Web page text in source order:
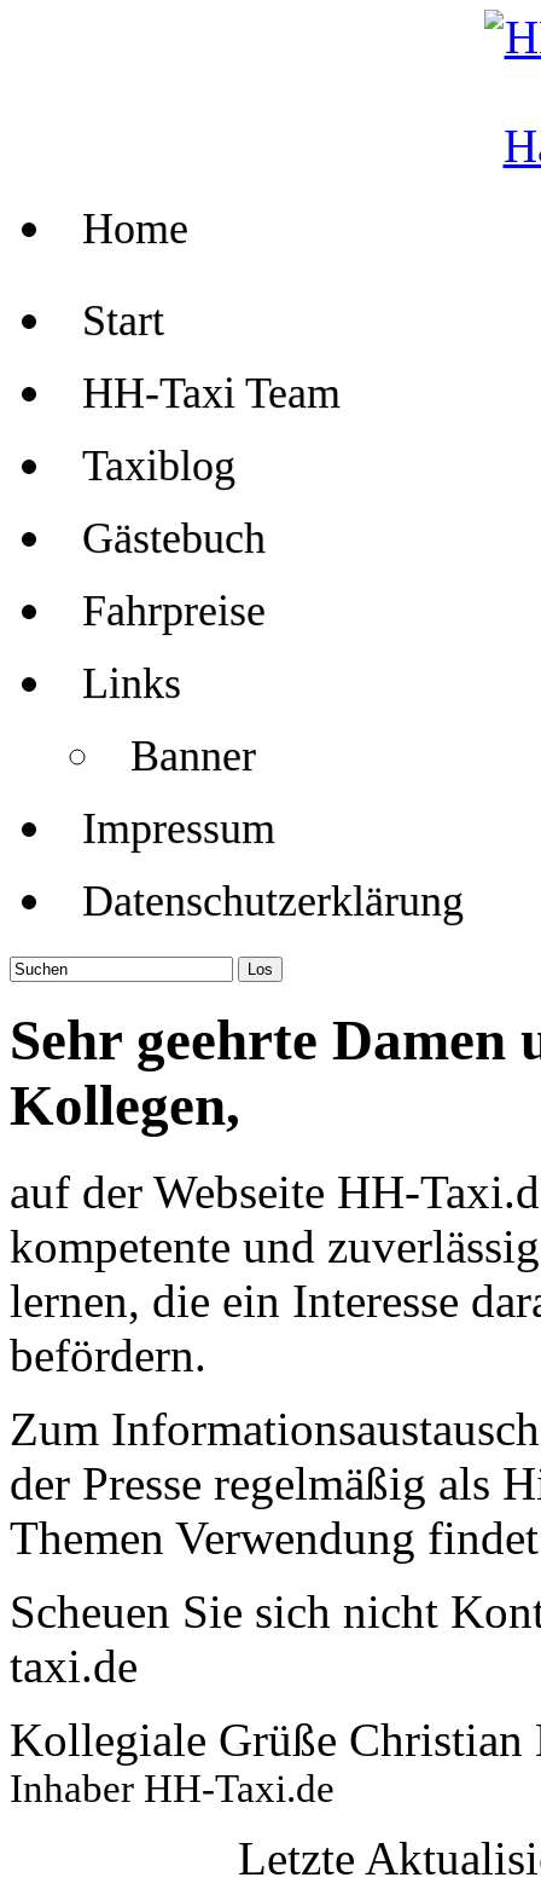
Home
Start
HH-Taxi Team
Taxiblog
Gästebuch
Fahrpreise
Links
Banner
Impressum
Datenschutzerklärung
Sehr geehrte Damen
Kollegen,
auf der Webseite HH-
kompetente und
lernen, die ein Interesse
befördern.
Zum
der Presse regelmäßig als
Themen Verwendung
Scheuen Sie sich nicht
taxi.de
Kollegiale Grüße Christian
Inhaber HH-Taxi.de
Letzte